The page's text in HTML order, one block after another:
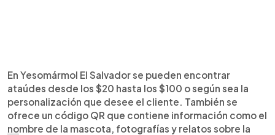
En Yesomármol El Salvador se pueden encontrar
ataúdes desde los $20 hasta los $100 o según sea la
personalización que desee el cliente. También se
ofrece un código QR que contiene información como el
nombre de la mascota, fotografías y relatos sobre la